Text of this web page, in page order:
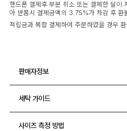
핸드폰 결제후 부분 취소 또는 결제한 달이
아 반품시 결제금액의 3.75%가 차감 후 환
적립금과 복합 결제하여 주문하였을 경우
판매자정보
세탁 가이드
사이즈 측정 방법